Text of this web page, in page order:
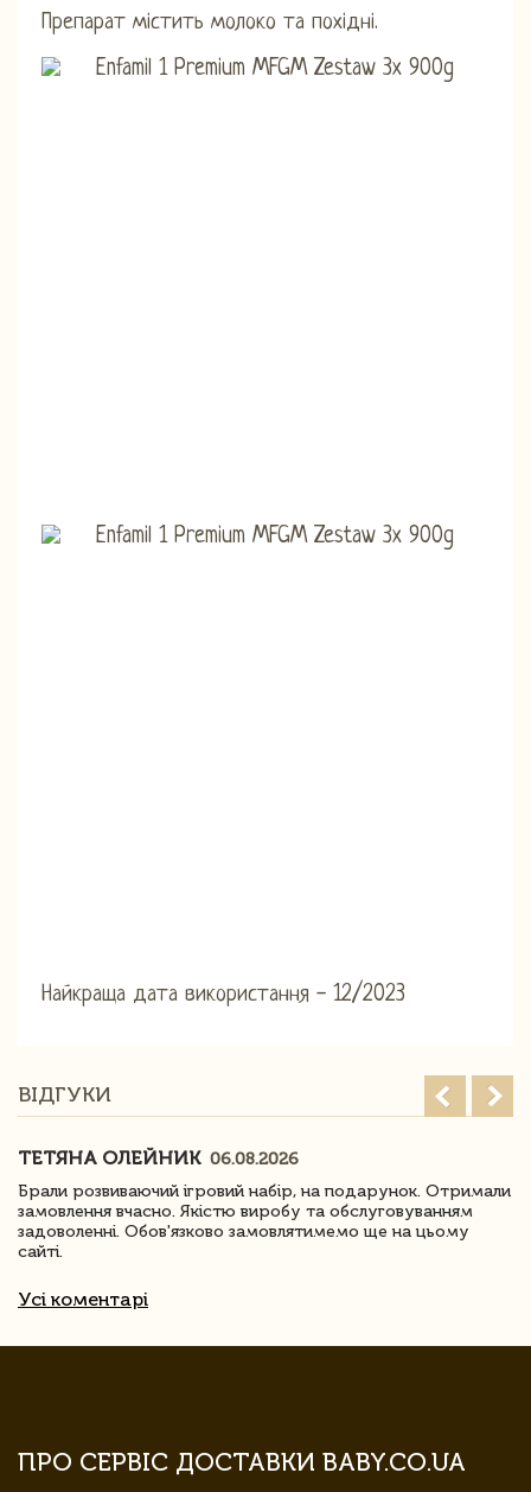
Препарат містить молоко та похідні.
Найкраща дата використання - 12/2023
ВІДГУКИ
ТЕТЯНА ОЛЕЙНИК 06.08.2026
Брали розвиваючий ігровий набір, на подарунок. Отримали
замовлення вчасно. Якістю виробу та обслуговуванням
задоволенні. Обов'язково замовлятимемо ще на цьому
сайті.
Усі коментарі
ПРО СЕРВІС ДОСТАВКИ BABY.CO.UA